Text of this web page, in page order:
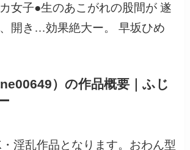
女子●生のあこがれの股間が 遂
開き…効果絶大ー。 早坂ひめ
）の作品概要｜ふじ
淫乱作品となります。おわん型